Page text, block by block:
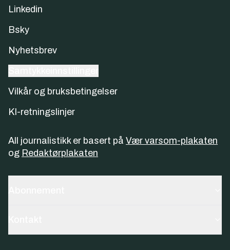
Linkedin
Bsky
Nyhetsbrev
Vilkår og bruksbetingelser
KI-retningslinjer
All journalistikk er basert på Vær varsom-plakaten
og Redaktørplakaten